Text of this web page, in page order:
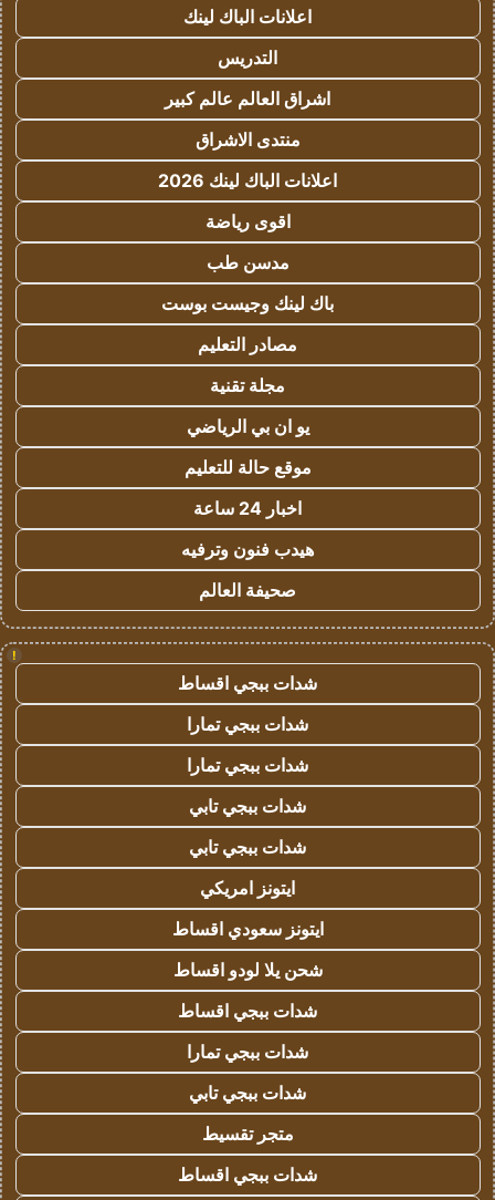
اعلانات الباك لينك
التدريس
اشراق العالم عالم كبير
منتدى الاشراق
اعلانات الباك لينك 2026
اقوى رياضة
مدسن طب
باك لينك وجيست بوست
مصادر التعليم
مجلة تقنية
يو ان بي الرياضي
موقع حالة للتعليم
اخبار 24 ساعة
هيدب فنون وترفيه
صحيفة العالم
!
شدات ببجي اقساط
شدات ببجي تمارا
شدات ببجي تمارا
شدات ببجي تابي
شدات ببجي تابي
ايتونز امريكي
ايتونز سعودي اقساط
شحن يلا لودو اقساط
شدات ببجي اقساط
شدات ببجي تمارا
شدات ببجي تابي
متجر تقسيط
شدات ببجي اقساط